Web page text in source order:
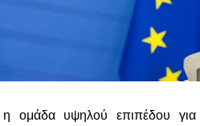
ομάδα υψηλού επιπέδου